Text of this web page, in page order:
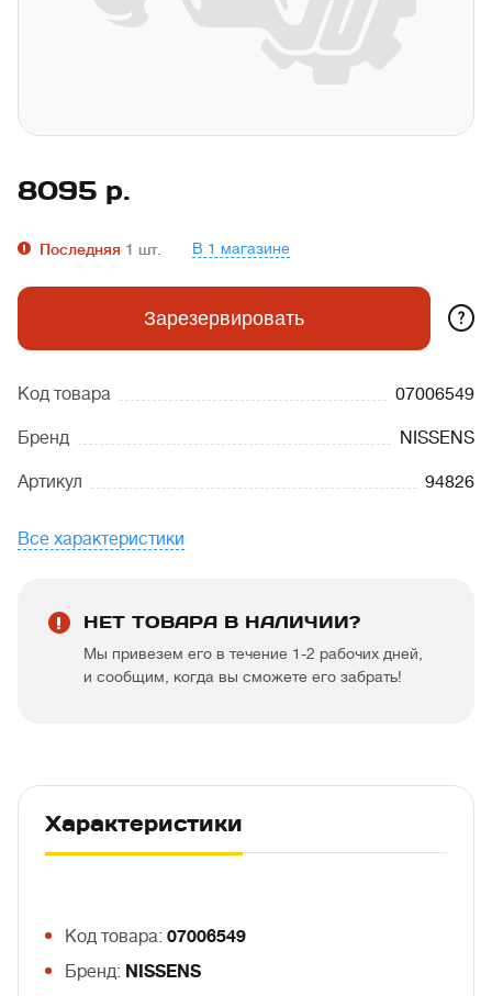
8095 р.
Последняя 1 шт. В 1 магазине
Зарезервировать ?
Код товара 07006549
Бренд NISSENS
Артикул 94826
Все характеристики
НЕТ ТОВАРА В НАЛИЧИИ?
Мы привезем его в течение 1-2 рабочих дней,
и сообщим, когда вы сможете его забрать!
Характеристики
Код товара: 07006549
Бренд: NISSENS